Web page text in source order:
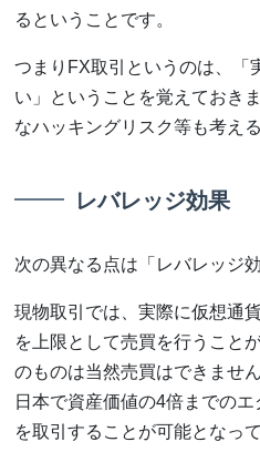
るということです。
つまりFX取引というのは、「
い」ということを覚えておき
なハッキングリスク等も考え
レバレッジ効果
次の異なる点は「レバレッジ
現物取引では、実際に仮想通
を上限として売買を行うこと
のものは当然売買はできませ
日本で資産価値の4倍までのエ
を取引することが可能となって